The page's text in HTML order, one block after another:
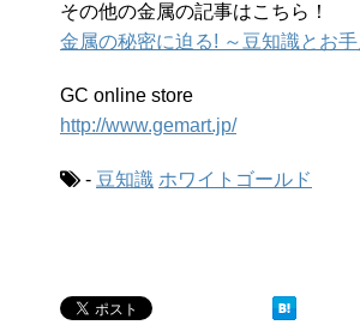
その他の金属の記事はこちら！
金属の秘密に迫る! ～豆知識とお
GC online store
http://www.gemart.jp/
- 豆知識 ホワイトゴールド